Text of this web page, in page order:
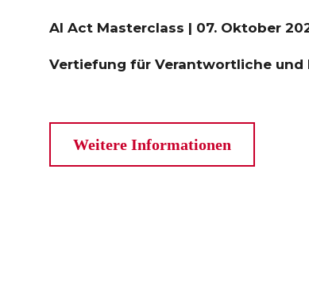
AI Act Masterclass | 07. Oktober
Vertiefung für Verantwortliche und
Weitere Informationen